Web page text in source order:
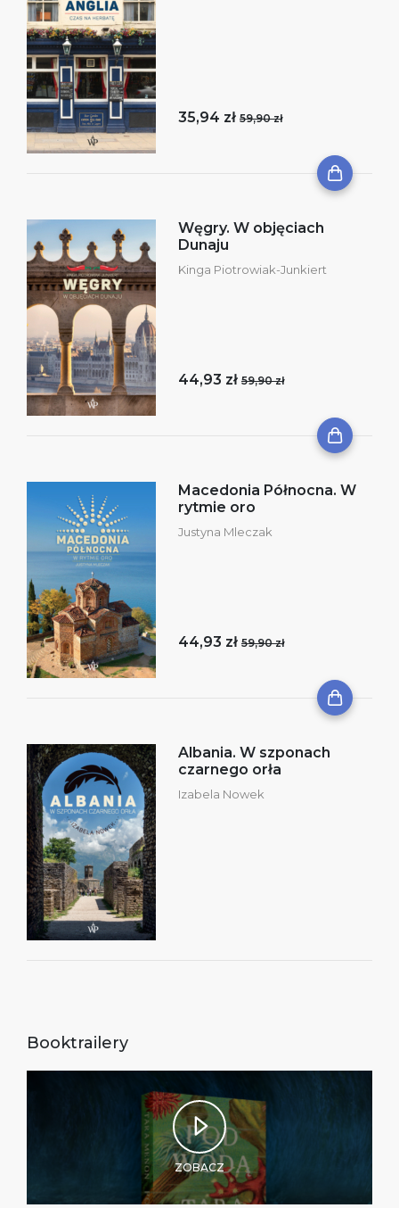
35,94 zł 59,90 zł
Węgry. W objęciach
Dunaju
Kinga Piotrowiak-Junkiert
44,93 zł 59,90 zł
Macedonia Północna. W
rytmie oro
Justyna Mleczak
44,93 zł 59,90 zł
Albania. W szponach
czarnego orła
Izabela Nowek
Booktrailery
ZOBACZ